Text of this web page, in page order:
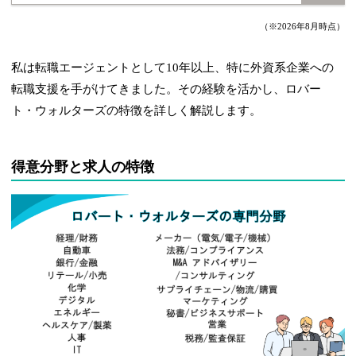
（※2026年8月時点）
私は転職エージェントとして10年以上、特に外資系企業への
転職支援を手がけてきました。その経験を活かし、ロバー
ト・ウォルターズの特徴を詳しく解説します。
得意分野と求人の特徴